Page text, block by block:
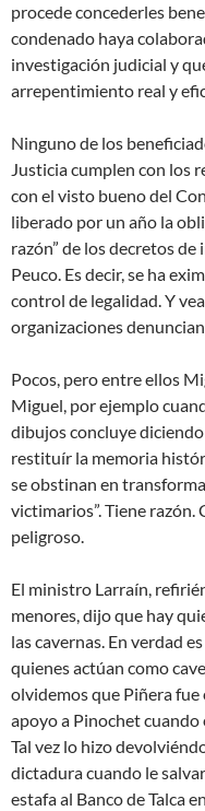
procede concederles
condenado haya
investigación judicial y
arrepentimiento real y
Ninguno de los
Justicia cumplen con los
con el visto bueno del
liberado por un año la
razón” de los decretos
Peuco. Es decir, se ha
control de legalidad. Y
organizaciones
Pocos, pero entre ellos
Miguel, por ejemplo
dibujos concluye
restituír la memoria
se obstinan en
victimarios”. Tiene
peligroso.
El ministro Larraín,
menores, dijo que hay
las cavernas. En verdad
quienes actúan como
olvidemos que Piñera
apoyo a Pinochet
Tal vez lo hizo
dictadura cuando le
estafa al Banco de Talca